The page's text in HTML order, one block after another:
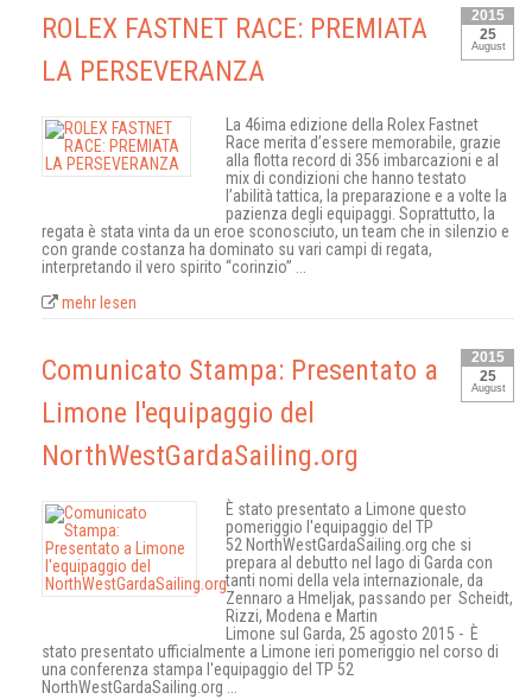
2015
25
August
ROLEX FASTNET RACE: PREMIATA
LA PERSEVERANZA
La 46ima edizione della Rolex Fastnet
Race merita d’essere memorabile, grazie
alla flotta record di 356 imbarcazioni e al
mix di condizioni che hanno testato
l’abilità tattica, la preparazione e a volte la
pazienza degli equipaggi. Soprattutto, la
regata è stata vinta da un eroe sconosciuto, un team che in silenzio e
con grande costanza ha dominato su vari campi di regata,
interpretando il vero spirito “corinzio” ...
mehr lesen
2015
25
August
Comunicato Stampa: Presentato a
Limone l'equipaggio del
NorthWestGardaSailing.org
È stato presentato a Limone questo
pomeriggio l'equipaggio del TP
52 NorthWestGardaSailing.org che si
prepara al debutto nel lago di Garda con
tanti nomi della vela internazionale, da
Zennaro a Hmeljak, passando per Scheidt,
Rizzi, Modena e Martin
Limone sul Garda, 25 agosto 2015 - È
stato presentato ufficialmente a Limone ieri pomeriggio nel corso di
una conferenza stampa l'equipaggio del TP 52
NorthWestGardaSailing.org ...